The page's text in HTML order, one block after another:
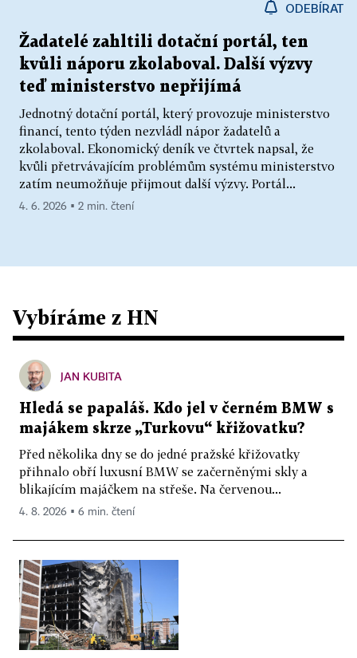
ODEBÍRAT
Žadatelé zahltili dotační portál, ten
kvůli náporu zkolaboval. Další výzvy
teď ministerstvo nepřijímá
Jednotný dotační portál, který provozuje ministerstvo
financí, tento týden nezvládl nápor žadatelů a
zkolaboval. Ekonomický deník ve čtvrtek napsal, že
kvůli přetrvávajícím problémům systému ministerstvo
zatím neumožňuje přijmout další výzvy. Portál...
4. 6. 2026 ▪ 2 min. čtení
Vybíráme z HN
JAN KUBITA
Hledá se papaláš. Kdo jel v černém BMW s
majákem skrze „Turkovu“ křižovatku?
Před několika dny se do jedné pražské křižovatky
přihnalo obří luxusní BMW se začerněnými skly a
blikajícím majáčkem na střeše. Na červenou...
4. 8. 2026 ▪ 6 min. čtení